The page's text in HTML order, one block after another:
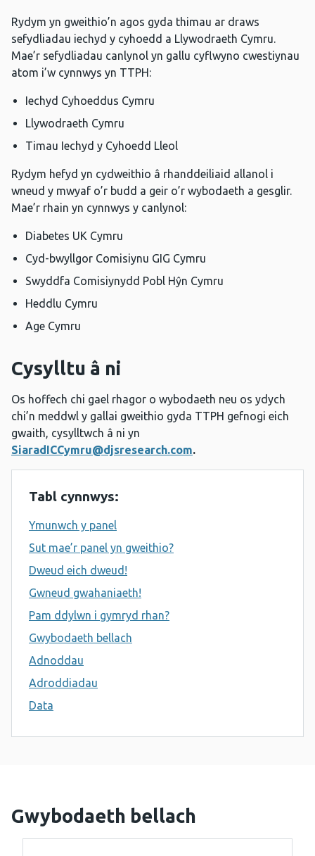
Rydym yn gweithio’n agos gyda thimau ar draws
sefydliadau iechyd y cyhoedd a Llywodraeth Cymru.
Mae’r sefydliadau canlynol yn gallu cyflwyno cwestiynau
atom i’w cynnwys yn TTPH:
Iechyd Cyhoeddus Cymru
Llywodraeth Cymru
Timau Iechyd y Cyhoedd Lleol
Rydym hefyd yn cydweithio â rhanddeiliaid allanol i
wneud y mwyaf o’r budd a geir o’r wybodaeth a gesglir.
Mae’r rhain yn cynnwys y canlynol:
Diabetes UK Cymru
Cyd-bwyllgor Comisiynu GIG Cymru
Swyddfa Comisiynydd Pobl Hŷn Cymru
Heddlu Cymru
Age Cymru
Cysylltu â ni
Os hoffech chi gael rhagor o wybodaeth neu os ydych
chi’n meddwl y gallai gweithio gyda TTPH gefnogi eich
gwaith, cysylltwch â ni yn
SiaradICCymru@djsresearch.com.
Tabl cynnwys:
Ymunwch y panel
Sut mae’r panel yn gweithio?
Dweud eich dweud!
Gwneud gwahaniaeth!
Pam ddylwn i gymryd rhan?
Gwybodaeth bellach
Adnoddau
Adroddiadau
Data
Gwybodaeth bellach